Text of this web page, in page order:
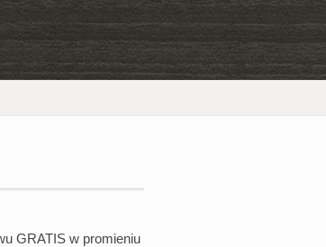
GRATIS w promieniu